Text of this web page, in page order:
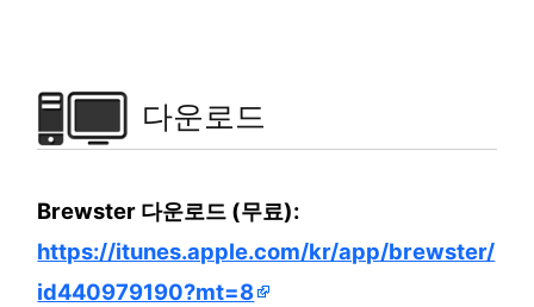
다운로드
Brewster 다운로드 (무료):
https://itunes.apple.com/kr/app/brewster/
id440979190?mt=8